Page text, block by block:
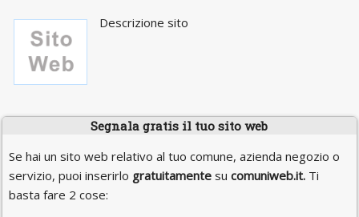
Descrizione sito
Segnala gratis il tuo sito web
Se hai un sito web relativo al tuo comune, azienda negozio o
servizio, puoi inserirlo gratuitamentesu comuniweb.it.Ti
basta fare 2 cose: